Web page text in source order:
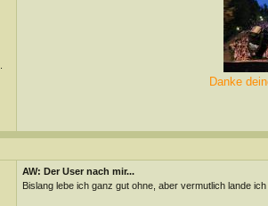
Danke
AW: Der User nach mir...
Bislang lebe ich ganz gut ohne, aber vermutlich lande ich